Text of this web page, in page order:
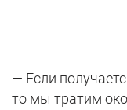
— Если
то мы тратим